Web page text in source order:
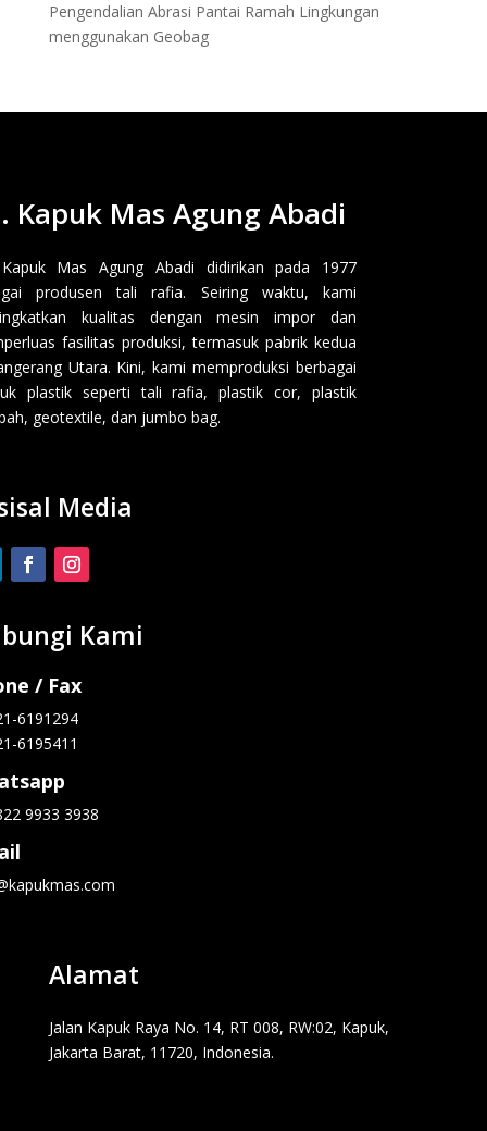
Pengendalian Abrasi Pantai Ramah Lingkungan
menggunakan Geobag
Kapuk Mas Agung Abadi
Mas Agung Abadi didirikan pada 1977
produsen tali rafia. Seiring waktu, kami
kualitas dengan mesin impor dan
fasilitas produksi, termasuk pabrik kedua
Utara. Kini, kami memproduksi berbagai
plastik seperti tali rafia, plastik cor, plastik
geotextile, dan jumbo bag.
Media
Kami
/ Fax
6191294
6195411
9933 3938
Alamat
Jalan Kapuk Raya No. 14, RT 008, RW:02, Kapuk,
Jakarta Barat, 11720, Indonesia.